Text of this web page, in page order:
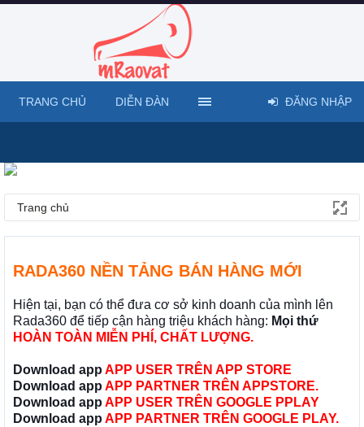
Trang chủ
RADA360 NỀN TẢNG BÁN HÀNG MỚI
Hiện tại, bạn có thể đưa cơ sở kinh doanh của mình lên
Rada360 để tiếp cận hàng triệu khách hàng: Mọi thứ
HOÀN TOÀN MIỄN PHÍ, CHẤT LƯỢNG.
Download app APP USER TRÊN APP STORE
Download app APP PARTNER TRÊN APPSTORE.
Download app APP USER TRÊN GOOGLE PPLAY
Download app APP PARTNER TRÊN GOOGLE PLAY.
TRANG CHỦ DIỄN ĐÀN ĐĂNG NHẬP